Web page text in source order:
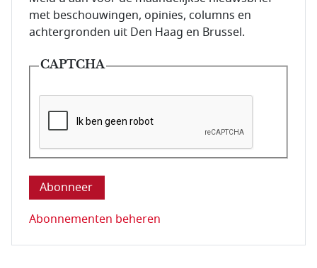
met beschouwingen, opinies, columns en
achtergronden uit Den Haag en Brussel.
CAPTCHA
Deze vraag is om te controleren dat u een mens
Abonnementen beheren